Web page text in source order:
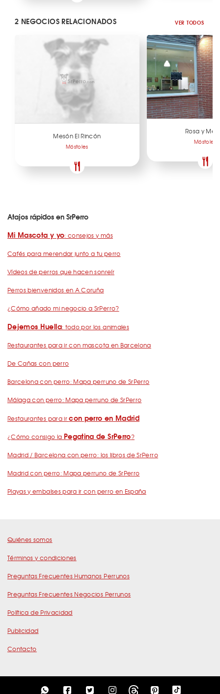
2 NEGOCIOS RELACIONADOS VER TODOS
Mesón El Rincón
Móstoles
Rosa y
Móstoles
Atajos rápidos en SrPerro
Mi Mascota y yo: consejos y más
Cafés para merendar junto a tu perro
Vídeos de perros que hacen sonreír
Perros bienvenidos en A Coruña
¿Cómo añado mi negocio a SrPerro?
Dejemos Huella: todo por los animales
Restaurantes para ir con mascota en Barcelona
De Cañas con perro
Barcelona con perro: Mapa perruno de SrPerro
Málaga con perro: Mapa perruno de SrPerro
Restaurantes para ircon perro en Madrid
¿Cómo consigo la Pegatina de SrPerro?
Madrid / Barcelona con perro: los libros de SrPerro
Madrid con perro: Mapa perruno de SrPerro
Playas y embalses para ir con perro en España
Quiénes somos
Términos y condiciones
Preguntas Frecuentes Humanos Perrunos
Preguntas Frecuentes Negocios Perrunos
Política de Privacidad
Publicidad
Contacto